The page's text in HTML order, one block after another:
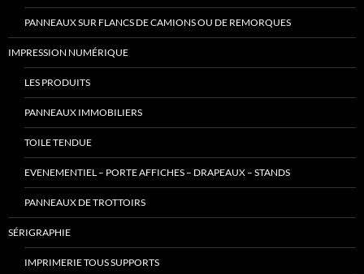
PANNEAUX SUR FLANCS DE CAMIONS OU DE REMORQUES
IMPRESSION NUMÉRIQUE
LES PRODUITS
PANNEAUX IMMOBILIERS
TOILE TENDUE
EVENEMENTIEL – PORTE AFFICHES – DRAPEAUX – STANDS
PANNEAUX DE TROTTOIRS
SÉRIGRAPHIE
IMPRIMERIE TOUS SUPPORTS